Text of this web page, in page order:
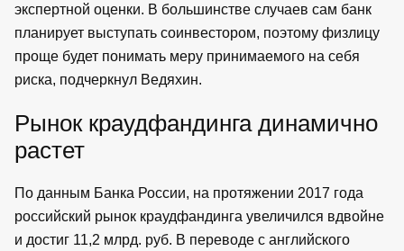
экспертной оценки. В большинстве случаев сам банк
планирует выступать соинвестором, поэтому физлицу
проще будет понимать меру принимаемого на себя
риска, подчеркнул Ведяхин.
Рынок краудфандинга динамично
растет
По данным Банка России, на протяжении 2017 года
российский рынок краудфандинга увеличился вдвойне
и достиг 11,2 млрд. руб. В переводе с английского